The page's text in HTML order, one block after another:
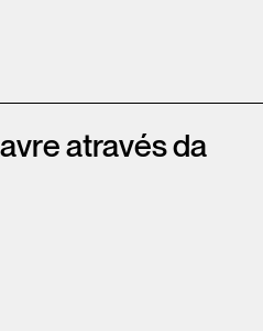
através da